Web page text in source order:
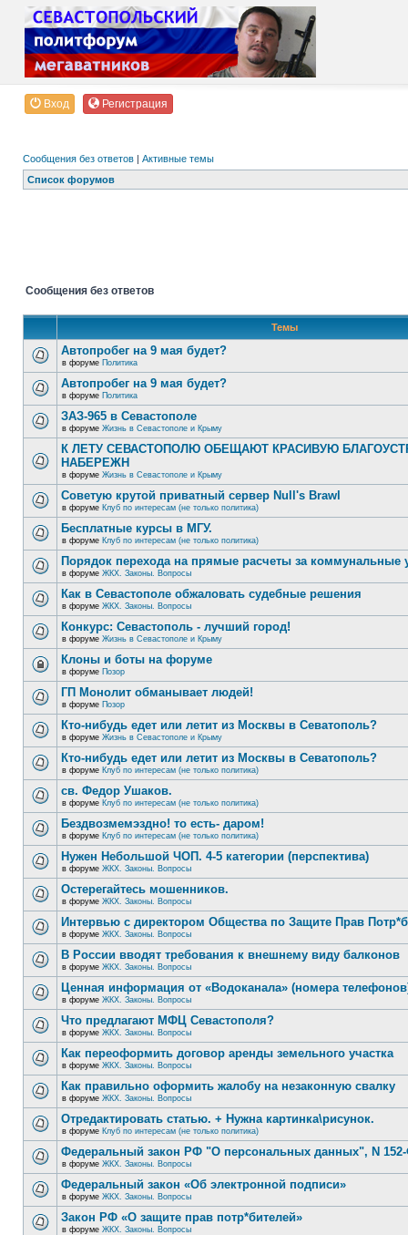
Вход Регистрация
Сообщения без ответов | Активные темы
Список форумов
Сообщения без ответов
Темы
Автопробег на 9 мая будет?
в форуме Политика
Автопробег на 9 мая будет?
в форуме Политика
ЗАЗ-965 в Севастополе
в форуме Жизнь в Севастополе и Крыму
К ЛЕТУ СЕВАСТОПОЛЮ ОБЕЩАЮТ КРАСИВУЮ
НАБЕРЕЖН
в форуме Жизнь в Севастополе и Крыму
Советую крутой приватный сервер Null's Brawl
в форуме Клуб по интересам (не только политика)
Бесплатные курсы в МГУ.
в форуме Клуб по интересам (не только политика)
Порядок перехода на прямые расчеты за коммунальные
в форуме ЖКХ. Законы. Вопросы
Как в Севастополе обжаловать судебные решения
в форуме ЖКХ. Законы. Вопросы
Конкурс: Севастополь - лучший город!
в форуме Жизнь в Севастополе и Крыму
Клоны и боты на форуме
в форуме Позор
ГП Монолит обманывает людей!
в форуме Позор
Кто-нибудь едет или летит из Москвы в Севатополь?
в форуме Жизнь в Севастополе и Крыму
Кто-нибудь едет или летит из Москвы в Севатополь?
в форуме Клуб по интересам (не только политика)
св. Федор Ушаков.
в форуме Клуб по интересам (не только политика)
Бездвозмемэздно! то есть- даром!
в форуме Клуб по интересам (не только политика)
Нужен Небольшой ЧОП. 4-5 категории (перспектива)
в форуме ЖКХ. Законы. Вопросы
Остерегайтесь мошенников.
в форуме ЖКХ. Законы. Вопросы
Интервью с директором Общества по Защите Прав
в форуме ЖКХ. Законы. Вопросы
В России вводят требования к внешнему виду балконов
в форуме ЖКХ. Законы. Вопросы
Ценная информация от «Водоканала» (номера
в форуме ЖКХ. Законы. Вопросы
Что предлагают МФЦ Севастополя?
в форуме ЖКХ. Законы. Вопросы
Как переоформить договор аренды земельного участка
в форуме ЖКХ. Законы. Вопросы
Как правильно оформить жалобу на незаконную свалку
в форуме ЖКХ. Законы. Вопросы
Отредактировать статью. + Нужна картинка\рисунок.
в форуме Клуб по интересам (не только политика)
Федеральный закон РФ "О персональных данных", N
в форуме ЖКХ. Законы. Вопросы
Федеральный закон «Об электронной подписи»
в форуме ЖКХ. Законы. Вопросы
Закон РФ «О защите прав потр*бителей»
в форуме ЖКХ. Законы. Вопросы